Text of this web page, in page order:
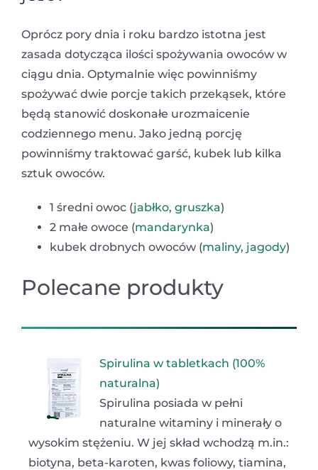
Oprócz pory dnia i roku bardzo istotna jest
zasada dotycząca ilości spożywania owoców w
ciągu dnia. Optymalnie więc powinniśmy
spożywać dwie porcje takich przekąsek, które
będą stanowić doskonałe urozmaicenie
codziennego menu. Jako jedną porcję
powinniśmy traktować garść, kubek lub kilka
sztuk owoców.
1 średni owoc (jabłko, gruszka)
2 małe owoce (mandarynka)
kubek drobnych owoców (maliny, jagody)
Polecane produkty
Spirulina w tabletkach (100%
naturalna)
Spirulina posiada w pełni
naturalne witaminy i minerały o
wysokim stężeniu. W jej skład wchodzą m.in.:
biotyna, beta-karoten, kwas foliowy, tiamina,